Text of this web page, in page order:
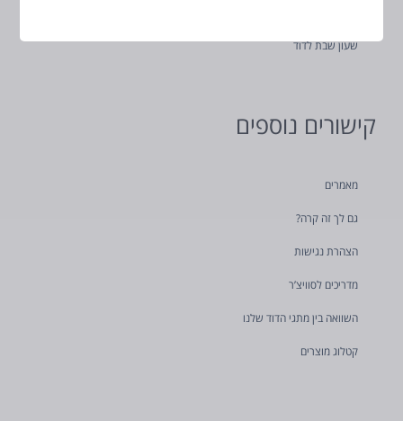
שעון שבת לדוד
קישורים נוספים
מאמרים
גם לך זה קרה?
הצהרת נגישות
מדריכים לסוויצ’ר
השוואה בין מתגי הדוד שלנו
קטלוג מוצרים